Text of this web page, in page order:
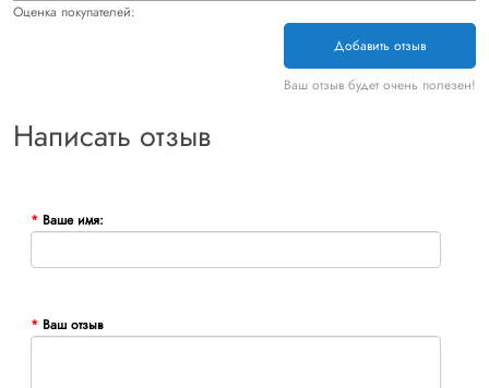
Оценка покупателей:
Добавить отзыв
Ваш отзыв будет очень полезен!
Написать отзыв
Ваше имя:
Ваш отзыв